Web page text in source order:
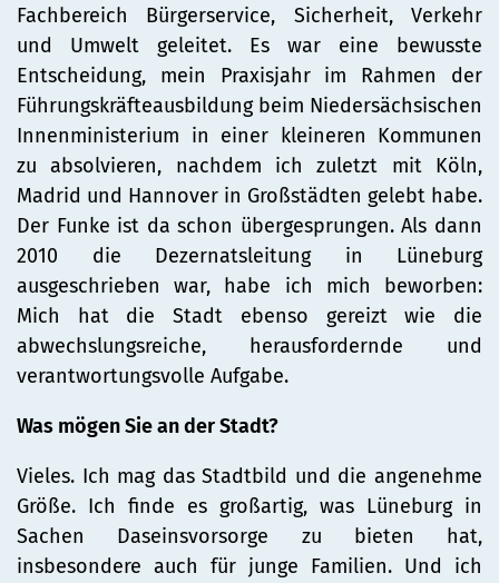
Fachbereich Bürgerservice, Sicherheit, Verkehr
und Umwelt geleitet. Es war eine bewusste
Entscheidung, mein Praxisjahr im Rahmen der
Führungskräfteausbildung beim Niedersächsischen
Innenministerium in einer kleineren Kommunen
zu absolvieren, nachdem ich zuletzt mit Köln,
Madrid und Hannover in Großstädten gelebt habe.
Der Funke ist da schon übergesprungen. Als dann
2010 die Dezernatsleitung in Lüneburg
ausgeschrieben war, habe ich mich beworben:
Mich hat die Stadt ebenso gereizt wie die
abwechslungsreiche, herausfordernde und
verantwortungsvolle Aufgabe.
Was mögen Sie an der Stadt?
Vieles. Ich mag das Stadtbild und die angenehme
Größe. Ich finde es großartig, was Lüneburg in
Sachen Daseinsvorsorge zu bieten hat,
insbesondere auch für junge Familien. Und ich